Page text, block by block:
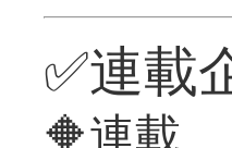
✅連載
🔶連載